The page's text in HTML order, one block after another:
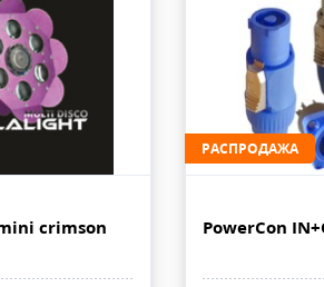
доставки 2-4 рабочих дня. Стоимость
отправляем с заказом или по ЭДО.
МО и России - EMS ПОЧТА РОССИИ
курьерской службой EMS осуществляем из
дней с момента 100% предоплаты,
mini crimson
РАСПРОДАЖА
PowerCon